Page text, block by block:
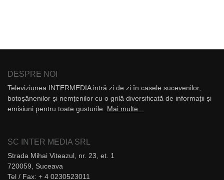
DESPRE NOI
Televiziunea INTERMEDIA intră zi de zi în casele sucevenilor,
botoșănenilor și nemțenilor cu o grilă diversificată de informații și
emisiuni pentru toate gusturile. Mai multe...
SC INTER MEDIA SRL
Strada Mihai Viteazul, nr. 23, et. 1
720059, Suceava
Tel / Fax: + 4 0230523011